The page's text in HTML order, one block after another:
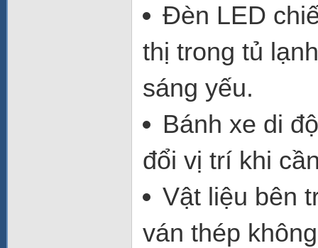
Đèn LED
thị trong tủ
sáng yếu.
Bánh xe di
đổi vị trí khi
Vật liệu bên
ván thép